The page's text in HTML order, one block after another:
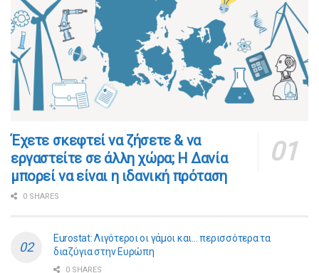
​​Έχετε σκεφτεί να ζήσετε & να
εργαστείτε σε άλλη χώρα; Η Δανία
μπορεί να είναι η ιδανική πρόταση
0 SHARES
Eurostat: Λιγότεροι οι γάμοι και… περισσότερα τα
διαζύγια στην Ευρώπη
0 SHARES